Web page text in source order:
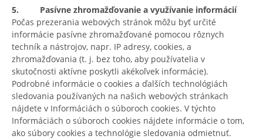
5. Pasívne zhromažďovanie a využívanie informácií
Počas prezerania webových stránok môžu byť určité
informácie pasívne zhromažďované pomocou rôznych
techník a nástrojov, napr. IP adresy, cookies, a
zhromažďovania (t. j. bez toho, aby používatelia v
skutočnosti aktívne poskytli akékoľvek informácie).
Podrobné informácie o cookies a ďalších technológiách
sledovania používaných na našich webových stránkach
nájdete v Informáciách o súboroch cookies. V týchto
Informáciách o súboroch cookies nájdete informácie o tom,
ako súbory cookies a technológie sledovania odmietnuť.